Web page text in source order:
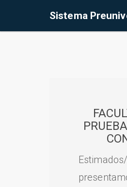
Sistema